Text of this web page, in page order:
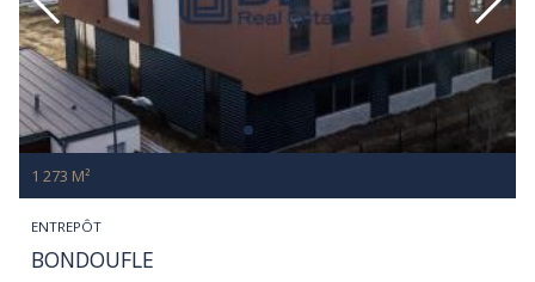
ENTREPÔT
BONDOUFLE
1 273 M²